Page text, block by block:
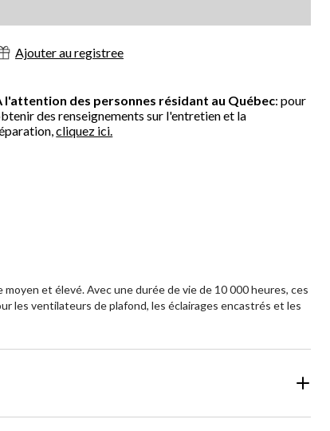
Ajouter au registree
l'attention des personnes résidant au Québec: pour
des renseignements sur l'entretien et la
cliquez ici.
et élevé. Avec une durée de vie de 10 000 heures, ces
les ventilateurs de plafond, les éclairages encastrés et les